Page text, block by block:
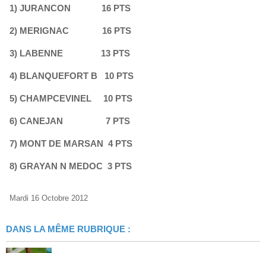
1) JURANCON 16 PTS
2) MERIGNAC 16 PTS
3) LABENNE 13 PTS
4) BLANQUEFORT B 10 PTS
5) CHAMPCEVINEL 10 PTS
6) CANEJAN 7 PTS
7) MONT DE MARSAN 4 PTS
8) GRAYAN N MEDOC 3 PTS
Mardi 16 Octobre 2012
DANS LA MÊME RUBRIQUE :